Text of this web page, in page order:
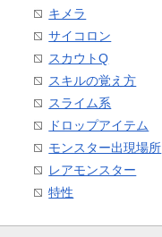
キメラ
サイコロン
スカウトQ
スキルの覚え方
スライム系
ドロップアイテム
モンスター出現場所
レアモンスター
特性